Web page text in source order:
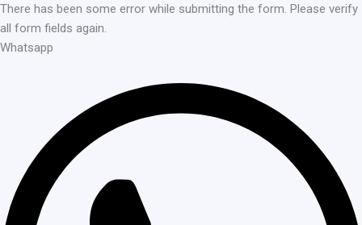
There has been some error while submitting the form. Please verify
all form fields again.
Whatsapp